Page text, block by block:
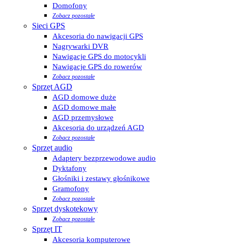
Domofony
Zobacz pozostałe
Sieci GPS
Akcesoria do nawigacji GPS
Nagrywarki DVR
Nawigacje GPS do motocykli
Nawigacje GPS do rowerów
Zobacz pozostałe
Sprzęt AGD
AGD domowe duże
AGD domowe małe
AGD przemysłowe
Akcesoria do urządzeń AGD
Zobacz pozostałe
Sprzęt audio
Adaptery bezprzewodowe audio
Dyktafony
Głośniki i zestawy głośnikowe
Gramofony
Zobacz pozostałe
Sprzęt dyskotekowy
Zobacz pozostałe
Sprzęt IT
Akcesoria komputerowe